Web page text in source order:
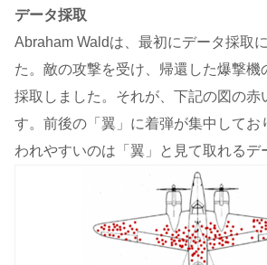
データ採取
Abraham Waldは、最初にデータ採取
た。敵の攻撃を受け、帰還した爆撃機
採取しました。それが、下記の図の赤
す。前後の「翼」に着弾が集中してお
われやすいのは「翼」と見て取れるデ